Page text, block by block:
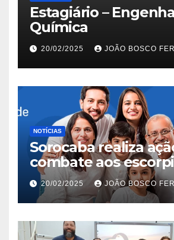
Estagiário –
Química
20/02/2025 JOÃO BOSCO
NOTÍCIAS
Sorocaba realiza
combate aos
Jardim São Carlos
20/02/2025 JOÃO BOSCO